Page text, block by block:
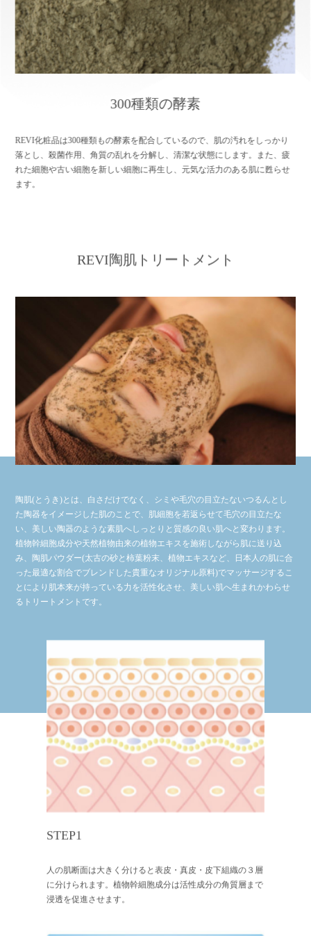
300種類の酵素
REVI化粧品は300種類もの酵素を配合しているので、肌の汚れをしっかり
落とし、殺菌作用、角質の乱れを分解し、清潔な状態にします。また、疲
れた細胞や古い細胞を新しい細胞に再生し、元気な活力のある肌に甦らせ
ます。
REVI陶肌トリートメント
陶肌(とうき)とは、白さだけでなく、シミや毛穴の目立たないつるんとし
た陶器をイメージした肌のことで、肌細胞を若返らせて毛穴の目立たな
い、美しい陶器のような素肌へしっとりと質感の良い肌へと変わります。
植物幹細胞成分や天然植物由来の植物エキスを施術しながら肌に送り込
み、陶肌パウダー(太古の砂と柿葉粉末、植物エキスなど、日本人の肌に合
った最適な割合でブレンドした貴重なオリジナル原料)でマッサージするこ
とにより肌本来が持っている力を活性化させ、美しい肌へ生まれかわらせ
るトリートメントです。
STEP1
人の肌断面は大きく分けると表皮・真皮・皮下組織の３層
に分けられます。植物幹細胞成分は活性成分の角質層まで
浸透を促進させます。